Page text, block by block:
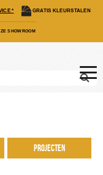
* GRATIS KLEURSTALEN
SHOWROOM
Projecten